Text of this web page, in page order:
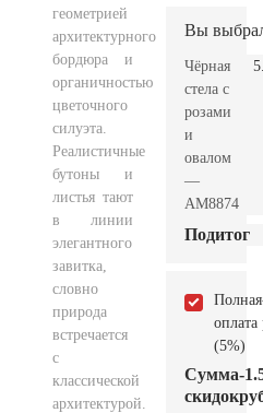
геометрией
архитектурного
бордюра и
органичностью
цветочного
силуэта.
Реалистичные
бутоны и
листья тают
в линии
элегантного
завитка,
словно
природа
встречается
с
классической
архитектурой.
Вы
Чёрная
стела с
розами
и
овалом
—
AM8874
Подитог
Полная
оплата
(5%)
Сумма
скидок
-